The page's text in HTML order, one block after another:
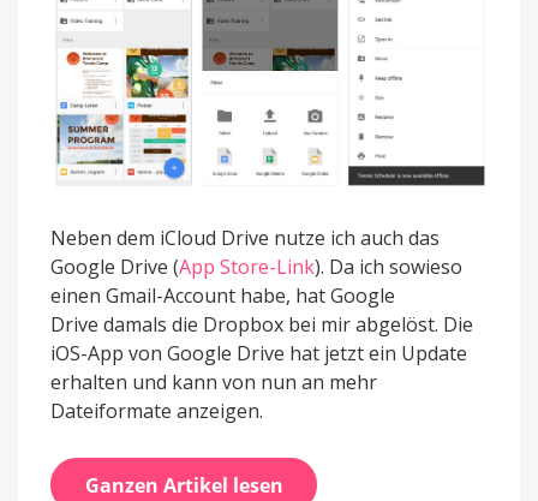
Neben dem iCloud Drive nutze ich auch das
Google Drive (App Store-Link). Da ich sowieso
einen Gmail-Account habe, hat Google
Drive damals die Dropbox bei mir abgelöst. Die
iOS-App von Google Drive hat jetzt ein Update
erhalten und kann von nun an mehr
Dateiformate anzeigen.
Ganzen Artikel lesen